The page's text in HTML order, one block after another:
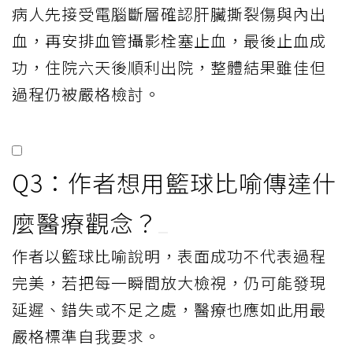
病人先接受電腦斷層確認肝臟撕裂傷與內出
血，再安排血管攝影栓塞止血，最後止血成
功，住院六天後順利出院，整體結果雖佳但
過程仍被嚴格檢討。
Q3：作者想用籃球比喻傳達什
麼醫療觀念？
作者以籃球比喻說明，表面成功不代表過程
完美，若把每一瞬間放大檢視，仍可能發現
延遲、錯失或不足之處，醫療也應如此用最
嚴格標準自我要求。